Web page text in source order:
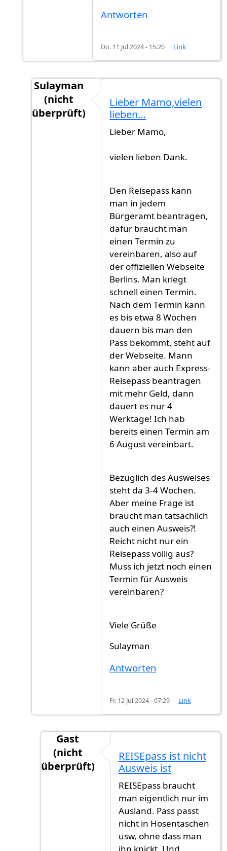
Antworten
Do. 11 Jul 2024 - 15:20 Link
Sulayman
(nicht
überprüft)
Herzlichen Glückwunsch…
Lieber Mamo,vielen
lieben…
Lieber Mamo,
vielen lieben Dank.
Den Reisepass kann
man in jedem
Bürgeramt beantragen,
dafür braucht man
einen Termin zu
vereinbaren, also auf
der offiziellen Webseite
Berlins. Man kriegt
schnell einen Termin.
Nach dem Termin kann
es bis etwa 8 Wochen
dauern bis man den
Pass bekommt, steht auf
der Webseite. Mann
kann aber auch Express-
Reisepass beantragen
mit mehr Geld, dann
dauert es nur 4
Werktage! Ich hab
bereits einen Termin am
6 August vereinbart.
Bezüglich des Ausweises
steht da 3-4 Wochen.
Aber meine Frage ist
braucht man tatsächlich
auch einen Ausweis?!
Reicht nicht nur ein
Reisepass völlig aus?
Muss ich jetzt noch einen
Termin für Ausweis
vereinbaren?
Viele Grüße
Sulayman
Antworten
Fr. 12 Jul 2024 - 07:29 Link
Gast
(nicht
überprüft)
REISEpass ist nicht
Ausweis ist
REISEpass braucht
man eigentlich nur im
Ausland. Pass passt
nicht in Hosentaschen
usw, ohne dass man
ihn knickt. Und